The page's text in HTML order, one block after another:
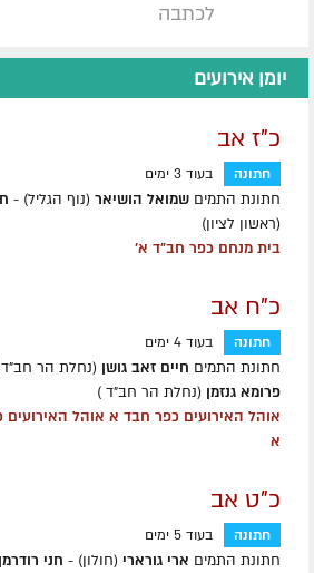
לכתבה
יומן אירועים
כ"ז אב
חתונה בעוד 3 ימים
חתונת התמים שמואל הושיאר (נוף הגליל) -
(ראשון לציון)
בית מנחם כפר חב"ד א'
כ"ח אב
חתונה בעוד 4 ימים
חתונת התמים חיים זאב גושן (נחלת הר
פרומא גנזמן (נחלת הר חב"ד )
אוהל האירועים כפר חבד א אוהל האירועים
א
כ"ט אב
חתונה בעוד 5 ימים
חתונת התמים ארי גורארי (חולון) - חני רודרמן